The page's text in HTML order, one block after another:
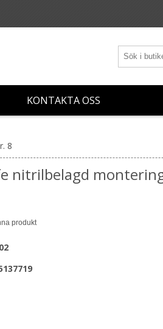
KONTAKTA OSS
8
nitrilbelagd
produkt